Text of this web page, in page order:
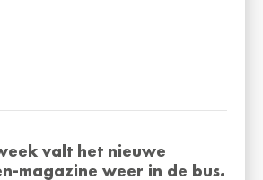
valt het nieuwe
magazine weer in de bus.